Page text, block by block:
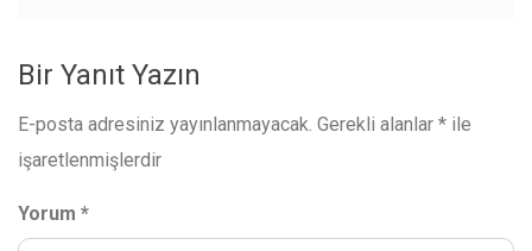
Bir Yanıt Yazın
E-posta adresiniz yayınlanmayacak. Gerekli alanlar * ile
işaretlenmişlerdir
Yorum *